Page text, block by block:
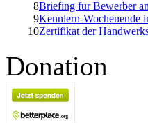
8Briefing für Bewerber
9Kennlern-Wochenende
10Zertifikat der
Donation